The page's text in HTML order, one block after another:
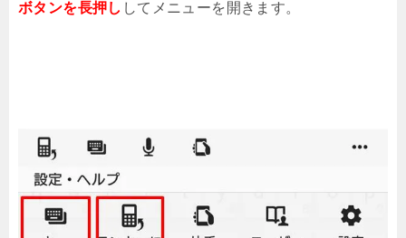
ボタンを長押し してメニューを開きます。